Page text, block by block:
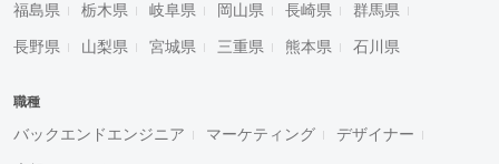
福島県 栃木県 岐阜県 岡山県 長崎県 群馬県
長野県 山梨県 宮城県 三重県 熊本県 石川県
職種
バックエンドエンジニア マーケティング デザイナー